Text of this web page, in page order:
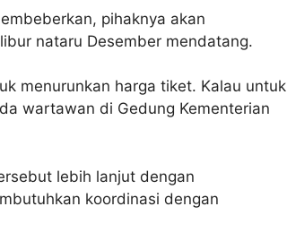
pihaknya akan
nataru Desember mendatang.
menurunkan harga tiket. Kalau untuk
wartawan di Gedung Kementerian
lebih lanjut dengan
koordinasi dengan